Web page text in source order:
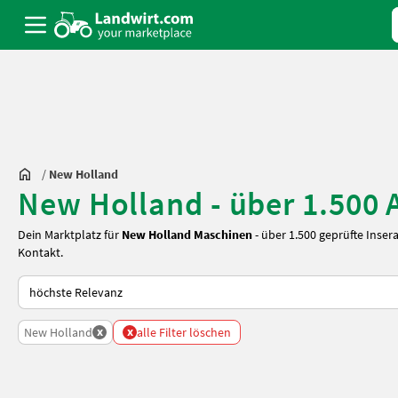
/ New Holland
New Holland - über
Dein Marktplatz für New Holland Maschinen- über 1.500 geprüfte
Kontakt.
So wird auf Landwirt.com sortiert
New Holland x x alle Filter löschen